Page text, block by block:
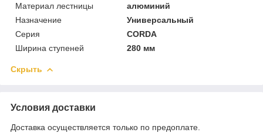
Материал лестницы
алюминий
Назначение
Универсальный
Серия
CORDA
Ширина ступеней
280 мм
Скрыть
Условия доставки
Доставка осуществляется только по предоплате.